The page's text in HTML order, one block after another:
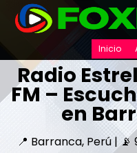
Inicio
Radio
FM –
en
📍 Barranca, Perú | 📡